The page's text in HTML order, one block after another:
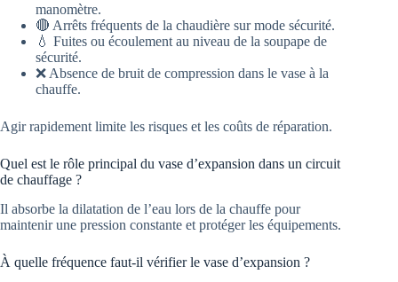
manomètre.
🔴 Arrêts fréquents de la chaudière sur mode sécurité.
💧 Fuites ou écoulement au niveau de la soupape de
sécurité.
❌ Absence de bruit de compression dans le vase à la
chauffe.
Agir rapidement limite les risques et les coûts de réparation.
Quel est le rôle principal du vase d’expansion dans un circuit
de chauffage ?
Il absorbe la dilatation de l’eau lors de la chauffe pour
maintenir une pression constante et protéger les équipements.
À quelle fréquence faut-il vérifier le vase d’expansion ?